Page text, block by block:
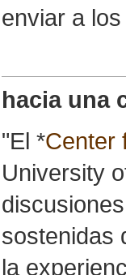
enviar a
hacia una
"El *Center
University
sostenidas
la